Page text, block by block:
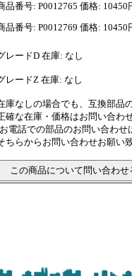
品番号: P0012765 価格: 10450
品番号: P0012769 価格: 10450
レードD 在庫: なし
レードZ 在庫: なし
庫なしの場合でも、互換部品
確な在庫・価格はお問い合わ
電話での部品のお問い合わ
ちらからお問い合わせお願い